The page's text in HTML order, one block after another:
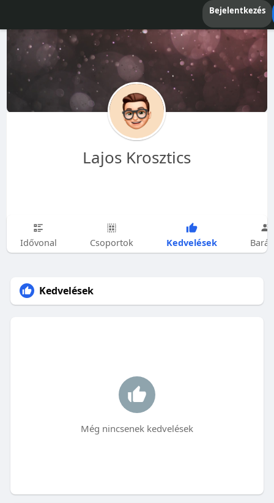
Bejelentkezés
Lajos Krosztics
Idővonal Csoportok Kedvelések
Kedvelések
Még nincsenek kedvelések